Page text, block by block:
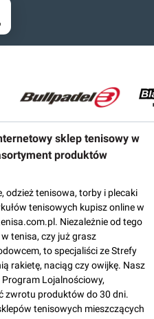
sklep tenisowy w
produktów
odzież tenisowa, torby i plecaki
tenisowych kupisz online w
Niezależnie od tego
tenisa, czy już grasz
to specjaliści ze Strefy
rakietę, naciąg czy owijkę. Nasz
Lojalnościowy,
zwrotu produktów do 30 dni.
tenisowych mieszczących